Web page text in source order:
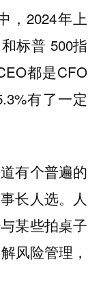
，2024年上
标普 500指
都是CFO
有了一定
有个普遍的
长人选。人
某些拍桌子
风险管理，